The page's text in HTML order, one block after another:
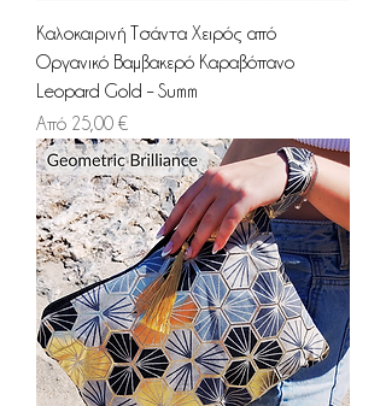
Καλοκαιρινή Τσάντα Χειρός από
Οργανικό Βαμβακερό Καραβόπανο
Leopard Gold – Summ
Από 25,00 €
Τιμή Έκπτωσης